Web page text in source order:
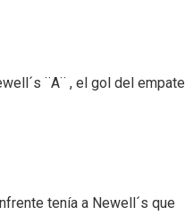
¨A¨ , el gol del empate
tenía a Newell´s que